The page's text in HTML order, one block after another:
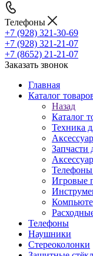
Телефоны
+7 (928) 321-30-69
+7 (928) 321-21-07
+7 (8652) 21-21-07
Заказать звонок
Главная
Каталог
Назад
Каталог
Техника
Запчасти
Игровые
Телефоны
Наушники
Стереоколонки